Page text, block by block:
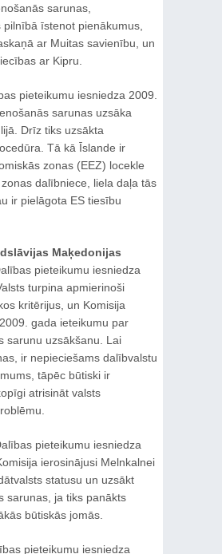
sarunas,
pilnībā īstenot pienākumus,
ar Muitas savienību, un
ar Kipru.
pieteikumu iesniedza 2009.
sarunas uzsāka
Drīz tiks uzsākta
Tā kā Īslande ir
zonas (EEZ) locekle
dalībniece, liela daļa tās
ir pielāgota ES tiesību
Maķedonijas
pieteikumu iesniedza
turpina apmierinoši
kritērijus, un Komisija
gada ieteikumu par
sarunu uzsākšanu. Lai
ir nepieciešams dalībvalstu
tāpēc būtiski ir
atrisināt valsts
pieteikumu iesniedza
ierosinājusi Melnkalnei
statusu un uzsākt
sarunas, ja tiks panākts
būtiskās jomās.
pieteikumu iesniedza